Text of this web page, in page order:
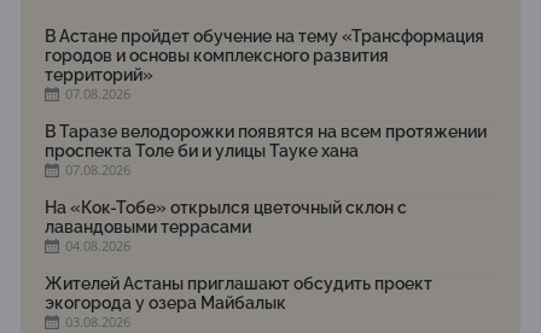
В Астане пройдет обучение на тему «Трансформация
городов и основы комплексного развития
территорий»
07.08.2026
В Таразе велодорожки появятся на всем протяжении
проспекта Толе би и улицы Тауке хана
07.08.2026
На «Кок-Тобе» открылся цветочный склон с
лавандовыми террасами
04.08.2026
Жителей Астаны приглашают обсудить проект
экогорода у озера Майбалык
03.08.2026